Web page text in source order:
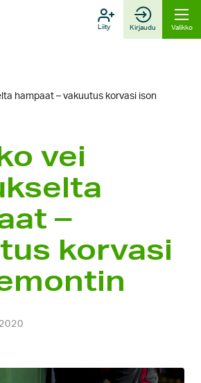
Liity Kirjaudu Valikko
hampaat – vakuutus korvasi ison
vei
–
korvasi